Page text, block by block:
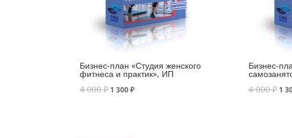
Бизнес-план «Студия женского
фитнеса и практик», ИП
4 000₽ 1 300₽
Бизнес-
4 000₽ 1